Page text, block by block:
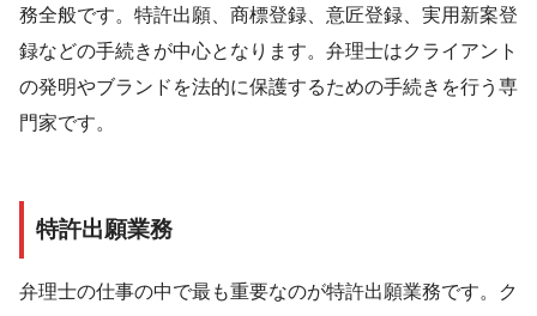
務全般です。特許出願、商標登録、意匠登録、実用新案登
録などの手続きが中心となります。弁理士はクライアント
の発明やブランドを法的に保護するための手続きを行う専
門家です。
特許出願業務
弁理士の仕事の中で最も重要なのが特許出願業務です。ク